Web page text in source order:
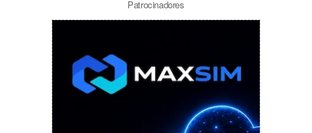
Patrocinadores